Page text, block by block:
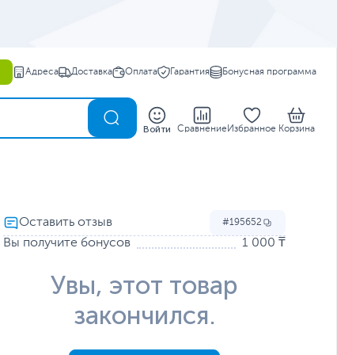
Адреса Доставка Оплата Гарантия Бонусная программа
Войти Сравнение Избранное Корзина
195652
Вы получите бонусов 1 000 ₸
Увы, этот товар
закончился.